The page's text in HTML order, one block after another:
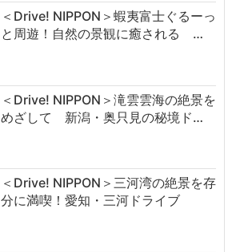
＜Drive! NIPPON＞蝦夷富士ぐるーっ
と周遊！自然の景観に癒される …
＜Drive! NIPPON＞滝雲雲海の絶景を
めざして 新潟・奥只見の秘境ド…
＜Drive! NIPPON＞三河湾の絶景を存
分に満喫！愛知・三河ドライブ